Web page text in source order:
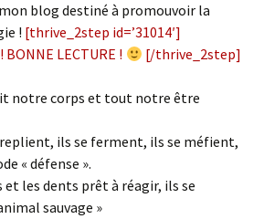
blog destiné à promouvoir la
! [thrive_2step id=’31014′]
LECTURE !
[/thrive_2step]
notre corps et tout notre être
ils se ferment, ils se méfient,
« défense ».
les dents prêt à réagir, ils se
sauvage »